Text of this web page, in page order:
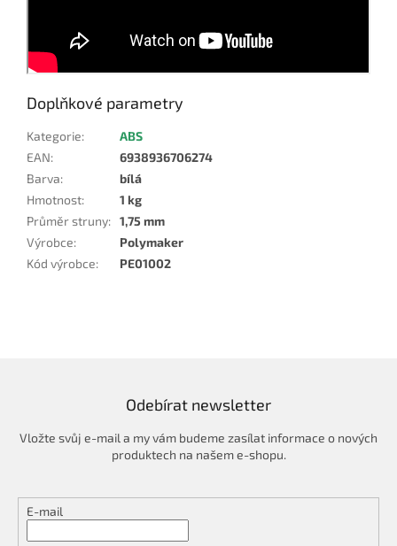
Doplňkové parametry
Kategorie:
ABS
EAN:
6938936706274
Barva:
bílá
Hmotnost:
1 kg
Průměr struny: 1,75 mm
Výrobce:
Polymaker
Kód výrobce: PE01002
Odebírat newsletter
Vložte svůj e-mail a my vám budeme zasílat informace o nových
produktech na našem e-shopu.
E-mail